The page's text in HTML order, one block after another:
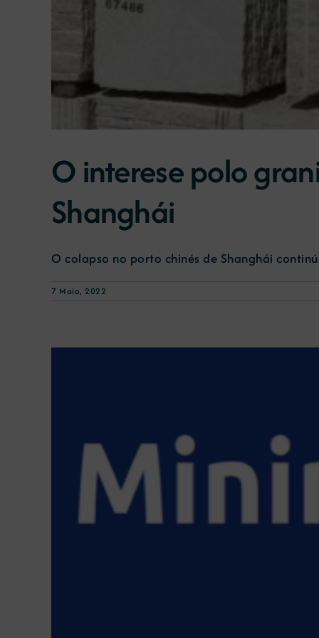
O interese polo
Shanghái
O colapso no porto chinés de Shanghái
7 Maio, 2022